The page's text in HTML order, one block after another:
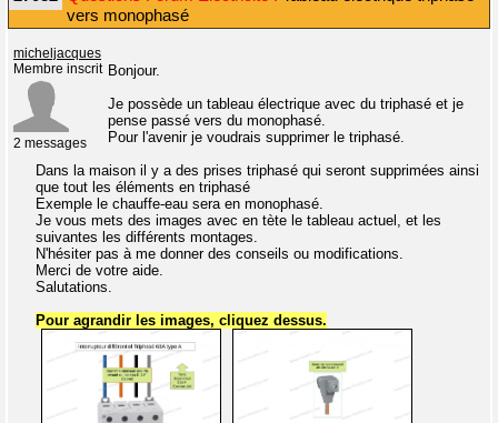
vers monophasé
micheljacques
Membre inscrit
2 messages
Bonjour.
Je possède un tableau électrique avec du triphasé et je
pense passé vers du monophasé.
Pour l'avenir je voudrais supprimer le triphasé.
Dans la maison il y a des prises triphasé qui seront supprimées ainsi
que tout les éléments en triphasé
Exemple le chauffe-eau sera en monophasé.
Je vous mets des images avec en tète le tableau actuel, et les
suivantes les différents montages.
N'hésiter pas à me donner des conseils ou modifications.
Merci de votre aide.
Salutations.
Pour agrandir les images, cliquez dessus.